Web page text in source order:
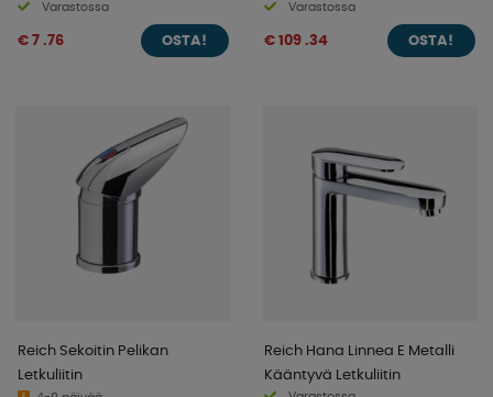
Varastossa
€ 7 .76 OSTA!
Varastossa
€ 109 .34 OSTA!
Reich Sekoitin Pelikan
Letkuliitin
Reich Hana Linnea E Metalli
Kääntyvä Letkuliitin